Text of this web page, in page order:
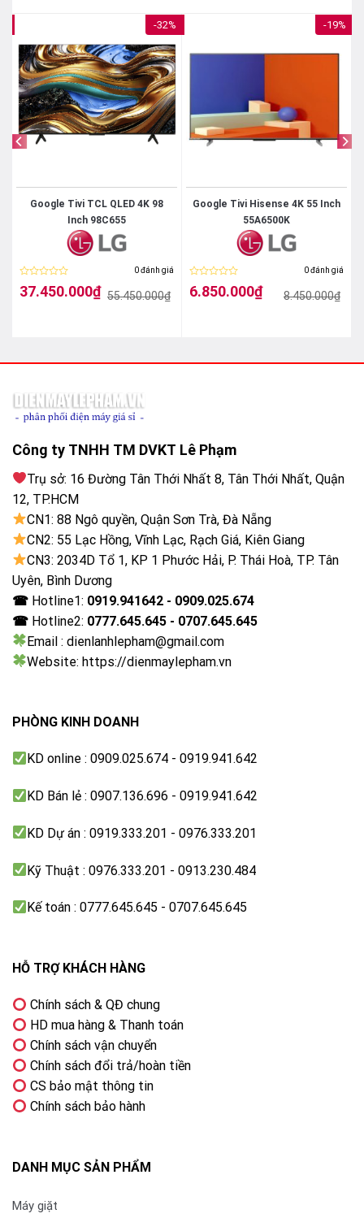
-32%
Google Tivi TCL QLED 4K 98
Inch 98C655
Được
xếp
0 đánh giá
55.450.000₫
Giá
37.450.000₫
Giá
-19%
Google Tivi Hisense 4K 55 Inch
55A6500K
Được
xếp
0 đánh giá
8.450.000₫
Giá
6.850.000₫
Giá
Công ty TNHH TM DVKT Lê Phạm
Trụ sở: 16 Đường Tân Thới Nhất 8, Tân Thới Nhất, Quận
12, TP.HCM
CN1: 88 Ngô quyền, Quận Sơn Trà, Đà Nẵng
CN2: 55 Lạc Hồng, Vĩnh Lạc, Rạch Giá, Kiên Giang
CN3: 2034D Tổ 1, KP 1 Phước Hải, P. Thái Hoà, TP. Tân
Uyên, Bình Dương
☎ Hotline1: 0919.941642 - 0909.025.674
☎ Hotline2: 0777.645.645 - 0707.645.645
Email : dienlanhlepham@gmail.com
Website: https://dienmaylepham.vn
PHÒNG KINH DOANH
KD online : 0909.025.674 - 0919.941.642
KD Bán lẻ : 0907.136.696 - 0919.941.642
KD Dự án : 0919.333.201 - 0976.333.201
Kỹ Thuật : 0976.333.201 - 0913.230.484
Kế toán : 0777.645.645 - 0707.645.645
HỖ TRỢ KHÁCH HÀNG
Chính sách & QĐ chung
HD mua hàng & Thanh toán
Chính sách vận chuyển
Chính sách đổi trả/hoàn tiền
CS bảo mật thông tin
Chính sách bảo hành
DANH MỤC SẢN PHẨM
Máy giặt